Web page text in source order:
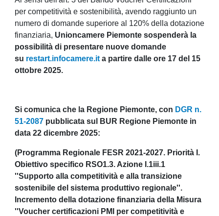
per competitività e sostenibilità, avendo raggiunto un
numero di domande superiore al 120% della dotazione
finanziaria, Unioncamere Piemonte sospenderà la
possibilità di presentare nuove domande
su restart.infocamere.it a partire dalle ore 17 del 15
ottobre 2025.
Si comunica che la Regione Piemonte, con DGR n.
51-2087 pubblicata sul BUR Regione Piemonte in
data 22 dicembre 2025:
(Programma Regionale FESR 2021-2027. Priorità I.
Obiettivo specifico RSO1.3. Azione I.1iii.1
''Supporto alla competitività e alla transizione
sostenibile del sistema produttivo regionale''.
Incremento della dotazione finanziaria della Misura
''Voucher certificazioni PMI per competitività e